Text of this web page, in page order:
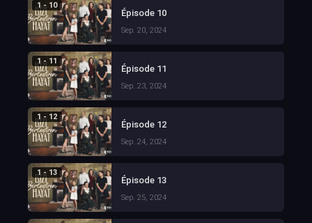
1 - 10
Épisode 10
Sep. 20, 2024
1 - 11
Épisode 11
Sep. 23, 2024
1 - 12
Épisode 12
Sep. 24, 2024
1 - 13
Épisode 13
Sep. 25, 2024